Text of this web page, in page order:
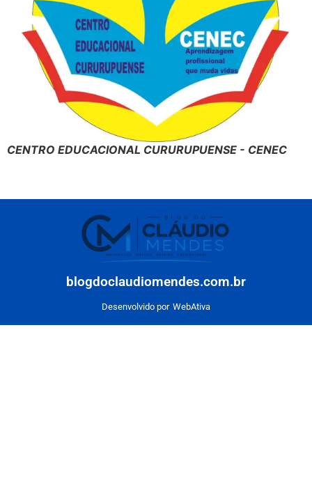
CENTRO EDUCACIONAL CURURUPUENSE - CENEC
blogdoclaudiomendes.com.br
Desenvolvido por WebAtiva